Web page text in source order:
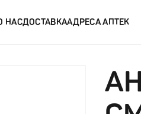
НАСДОСТАВКААДРЕСА АПТЕК